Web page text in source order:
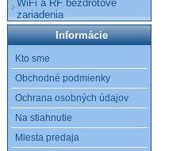
WiFi a RF bezdrôtové
zariadenia
Informácie
Kto sme
Obchodné podmienky
Ochrana osobných údajov
Na stiahnutie
Miesta predaja